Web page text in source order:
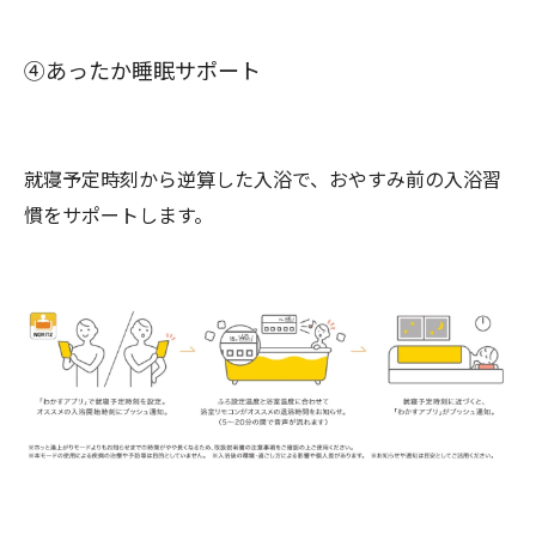
④あったか睡眠サポート
就寝予定時刻から逆算した入浴で、おやすみ前の入浴習
慣をサポートします。